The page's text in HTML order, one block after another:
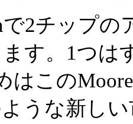
2チップの
す。1つは
はこの
うな新し